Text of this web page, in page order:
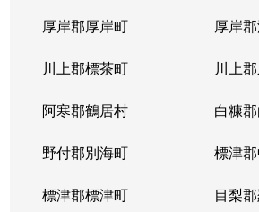
厚岸郡厚岸町 厚岸
川上郡標茶町 川上
阿寒郡鶴居村 白糠
野付郡別海町 標津
標津郡標津町 目梨